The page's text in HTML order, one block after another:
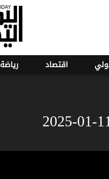
اقتصاد رياضة